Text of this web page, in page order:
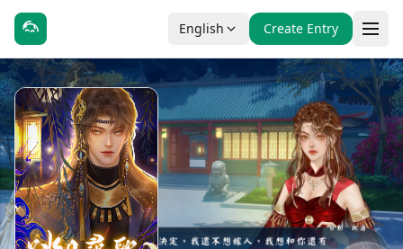
English Create Entry